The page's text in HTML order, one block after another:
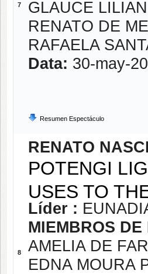
7
GLAUCE
RENATO DE
RAFAELA
Data: 30-may-
Resumen Espectáculo
8
RENATO
POTENGI
USES TO
Líder :
MIEMBROS
AMELIA DE
EDNA MOURA